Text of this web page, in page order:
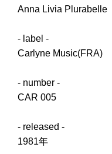
Anna Livia Plurabelle
- label -
Carlyne Music(FRA)
- number -
CAR 005
- released -
1981年